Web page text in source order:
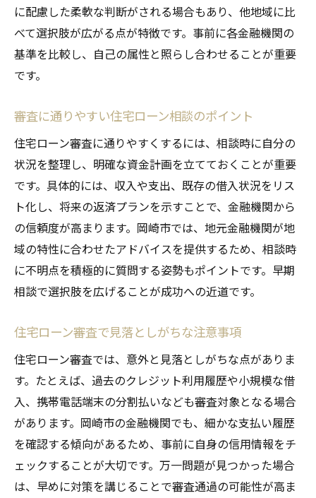
に配慮した柔軟な判断がされる場合もあり、他地域に比
べて選択肢が広がる点が特徴です。事前に各金融機関の
基準を比較し、自己の属性と照らし合わせることが重要
です。
審査に通りやすい住宅ローン相談のポイント
住宅ローン審査に通りやすくするには、相談時に自分の
状況を整理し、明確な資金計画を立てておくことが重要
です。具体的には、収入や支出、既存の借入状況をリス
ト化し、将来の返済プランを示すことで、金融機関から
の信頼度が高まります。岡崎市では、地元金融機関が地
域の特性に合わせたアドバイスを提供するため、相談時
に不明点を積極的に質問する姿勢もポイントです。早期
相談で選択肢を広げることが成功への近道です。
住宅ローン審査で見落としがちな注意事項
住宅ローン審査では、意外と見落としがちな点がありま
す。たとえば、過去のクレジット利用履歴や小規模な借
入、携帯電話端末の分割払いなども審査対象となる場合
があります。岡崎市の金融機関でも、細かな支払い履歴
を確認する傾向があるため、事前に自身の信用情報をチ
ェックすることが大切です。万一問題が見つかった場合
は、早めに対策を講じることで審査通過の可能性が高ま